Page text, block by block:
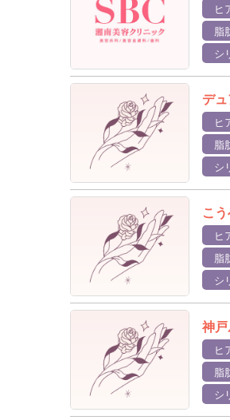
ヒ
脂
シ
デ
ヒ
脂
シ
こ
ヒ
脂
シ
神
ヒ
脂
シ